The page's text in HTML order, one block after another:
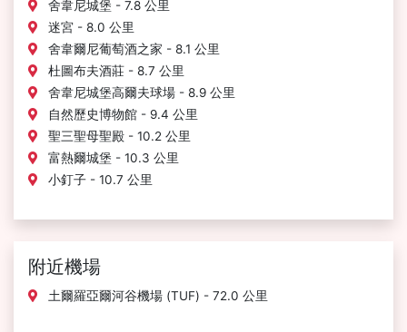
舍韋尼城堡 - 7.8 公里
迷宮 - 8.0 公里
舍韋爾尼葡萄酒之家 - 8.1 公里
杜圖布夫酒莊 - 8.7 公里
舍韋尼城堡高爾夫球場 - 8.9 公里
自然歷史博物館 - 9.4 公里
聖三聖母聖殿 - 10.2 公里
富熱爾城堡 - 10.3 公里
小釘子 - 10.7 公里
附近機場
土爾羅亞爾河谷機場 (TUF) - 72.0 公里